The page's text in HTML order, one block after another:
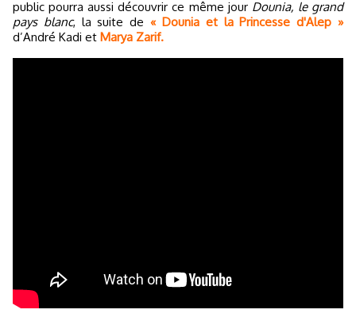
public pourra aussi découvrir ce même jour Dounia, le grand
pays blanc, la suite de« Dounia et la Princesse d'Alep »
d’André Kadi et Marya Zarif.